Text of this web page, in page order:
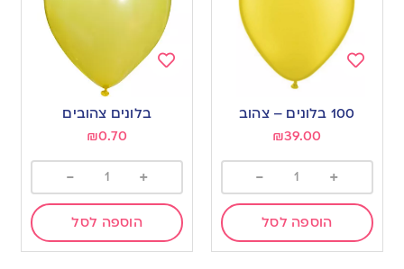
100 בלונים – צהוב
₪39.00
+
-
הוספה לסל
בלונים צהובים
₪0.70
+
-
הוספה לסל